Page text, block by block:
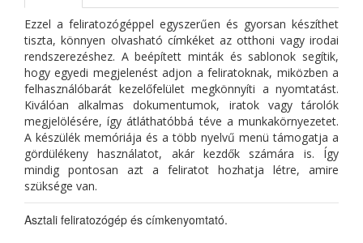
Ezzel a feliratozógéppel egyszerűen és gyorsan készíthet
tiszta, könnyen olvasható címkéket az otthoni vagy irodai
rendszerezéshez. A beépített minták és sablonok segítik,
hogy egyedi megjelenést adjon a feliratoknak, miközben a
felhasználóbarát kezelőfelület megkönnyíti a nyomtatást.
Kiválóan alkalmas dokumentumok, iratok vagy tárolók
megjelölésére, így átláthatóbbá téve a munkakörnyezetet.
A készülék memóriája és a több nyelvű menü támogatja a
gördülékeny használatot, akár kezdők számára is. Így
mindig pontosan azt a feliratot hozhatja létre, amire
szüksége van.
Asztali feliratozógép és címkenyomtató.